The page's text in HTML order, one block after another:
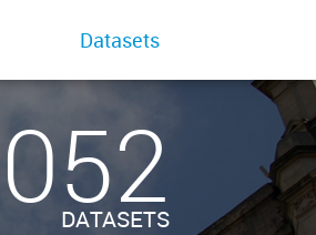
Datasets
052
DATASETS